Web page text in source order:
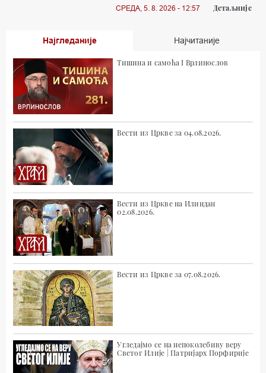
СРЕДА, 5. 8. 2026 - 12:57 Детаљније
Најгледаније Најчитаније
Тишина и самоћа I Врлинослов
Вести из Цркве за 04.08.2026.
Вести из Цркве на Илиндан
02.08.2026.
Вести из Цркве за 07.08.2026.
Угледајмо се на непоколебиву веру
Светог Илије | Патријарх Порфирије